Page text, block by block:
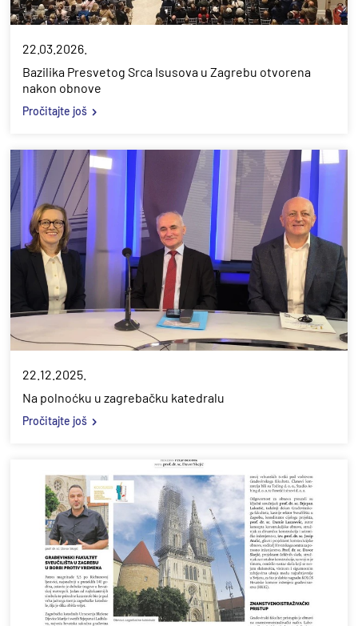
22.03.2026.
Bazilika Presvetog Srca Isusova u Zagrebu otvorena
nakon obnove
Pročitajte još
22.12.2025.
Na polnoćku u zagrebačku katedralu
Pročitajte još